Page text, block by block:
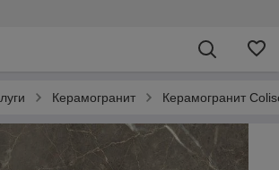
Керамогранит Керамогранит